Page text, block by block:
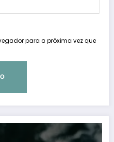
para a próxima vez que